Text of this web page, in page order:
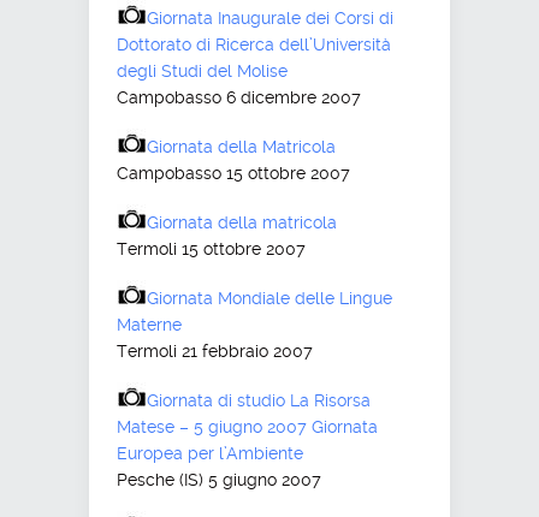
Giornata Inaugurale dei Corsi di
Dottorato di Ricerca dell’Università
degli Studi del Molise
Campobasso 6 dicembre 2007
Giornata della Matricola
Campobasso 15 ottobre 2007
Giornata della matricola
Termoli 15 ottobre 2007
Giornata Mondiale delle Lingue
Materne
Termoli 21 febbraio 2007
Giornata di studio La Risorsa
Matese – 5 giugno 2007 Giornata
Europea per l’Ambiente
Pesche (IS) 5 giugno 2007